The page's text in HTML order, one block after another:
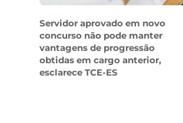
Servidor aprovado em novo
concurso não pode manter
vantagens de progressão
obtidas em cargo anterior,
esclarece TCE-ES